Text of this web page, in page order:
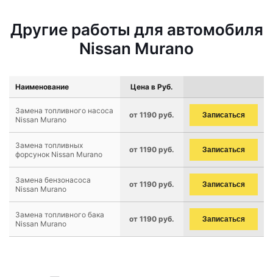
Другие работы для автомобиля
Nissan Murano
Наименование Цена в Руб.
Замена топливного насоса
Nissan Murano
от 1190 руб. Записаться
Замена топливных
форсунок Nissan Murano
от 1190 руб. Записаться
Замена бензонасоса
Nissan Murano
от 1190 руб. Записаться
Замена топливного бака
Nissan Murano
от 1190 руб. Записаться